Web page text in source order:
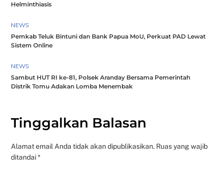
Helminthiasis
NEWS
Pemkab Teluk Bintuni dan Bank Papua MoU, Perkuat PAD Lewat
Sistem Online
NEWS
Sambut HUT RI ke-81, Polsek Aranday Bersama Pemerintah
Distrik Tomu Adakan Lomba Menembak
Tinggalkan Balasan
Alamat email Anda tidak akan dipublikasikan. Ruas yang wajib
ditandai*